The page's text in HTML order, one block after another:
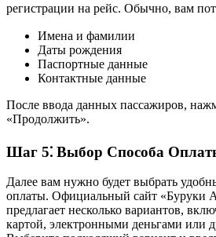
регистрации на рейс. Обычно, вам
Имена и фамилии
Даты рождения
Паспортные данные
Контактные данные
После ввода данных пассажиров,
«Продолжить».
Шаг 5⁚ Выбор Способа
Далее вам нужно будет выбрать
оплаты. Официальный сайт «Буруки
предлагает несколько вариантов,
картой, электронными деньгами или